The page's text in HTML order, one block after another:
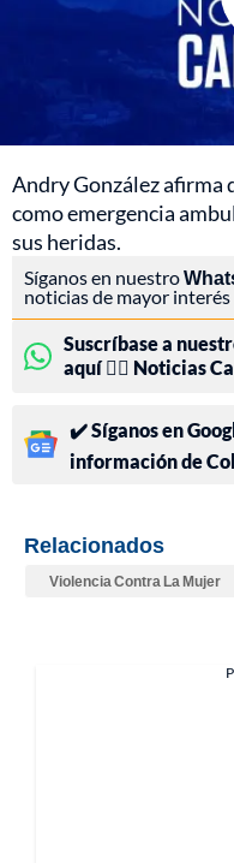
Andry González afirma
como emergencia
sus heridas.
Síganos en nuestro
noticias de mayor interés
Suscríbase a
aquí 👉🏻 Noticias
✔️ Síganos en
información de
Relacionados
Violencia Contra La Mujer